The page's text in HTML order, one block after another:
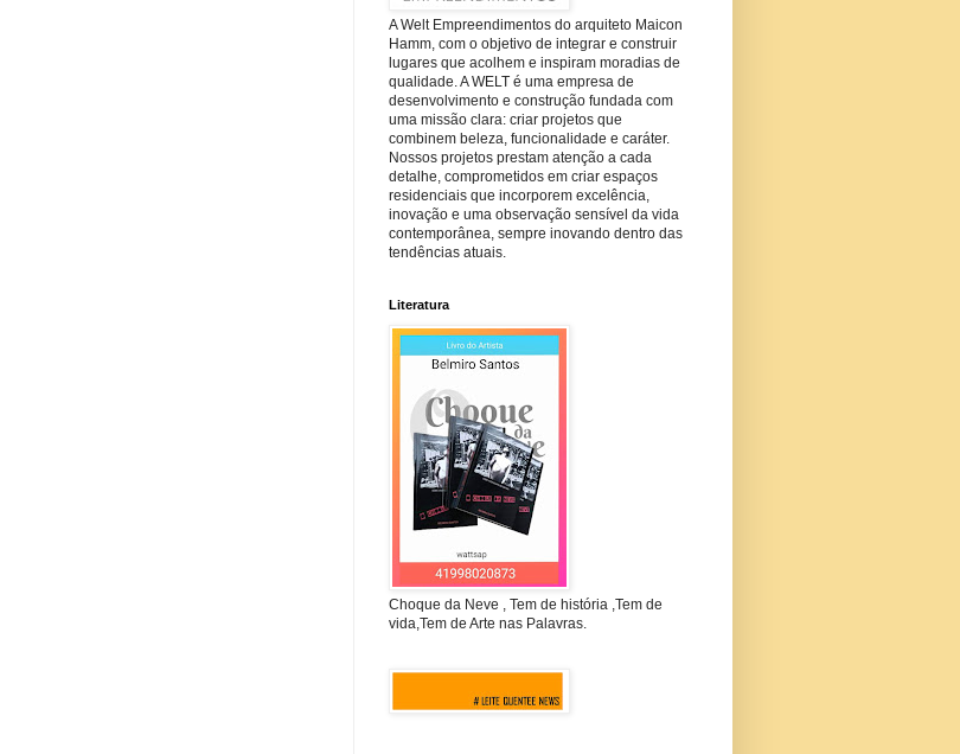
A Welt Empreendimentos do arquiteto Maicon
Hamm, com o objetivo de integrar e construir
lugares que acolhem e inspiram moradias de
qualidade. A WELT é uma empresa de
desenvolvimento e construção fundada com
uma missão clara: criar projetos que
combinem beleza, funcionalidade e caráter.
Nossos projetos prestam atenção a cada
detalhe, comprometidos em criar espaços
residenciais que incorporem excelência,
inovação e uma observação sensível da vida
contemporânea, sempre inovando dentro das
tendências atuais.
Literatura
Choque da Neve , Tem de história ,Tem de
vida,Tem de Arte nas Palavras.